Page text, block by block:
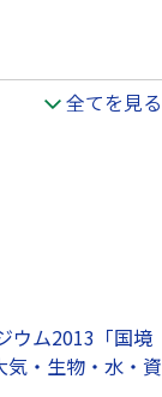
全てを見る
ウム2013「国境
・生物・水・資